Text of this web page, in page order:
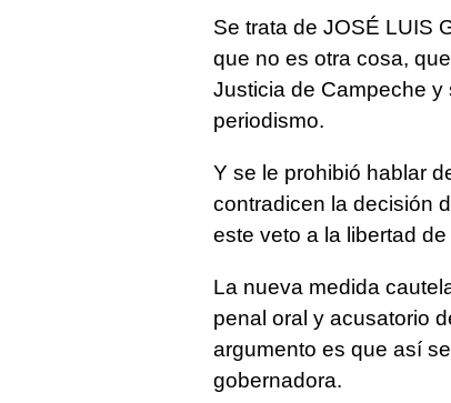
Se trata de JOSÉ LUIS
que no es otra cosa,
Justicia de Campeche y
periodismo.
Y se le prohibió hablar
contradicen la decisión
este veto a la libertad
La nueva medida
penal oral y acusatorio
argumento es que así
gobernadora.